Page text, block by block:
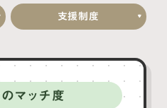
支援制度
マッチ度